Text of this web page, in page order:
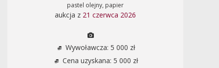
pastel olejny, papier
aukcja z 21 czerwca 2026
Wywoławcza: 5 000 zł
Cena uzyskana: 5 000 zł